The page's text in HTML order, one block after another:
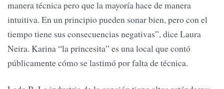
manera técnica pero que la mayoría hace de manera
intuitiva. En un principio pueden sonar bien, pero con el
tiempo tiene sus consecuencias negativas”, dice Laura
Neira. Karina “la princesita” es una local que contó
públicamente cómo se lastimó por falta de técnica.